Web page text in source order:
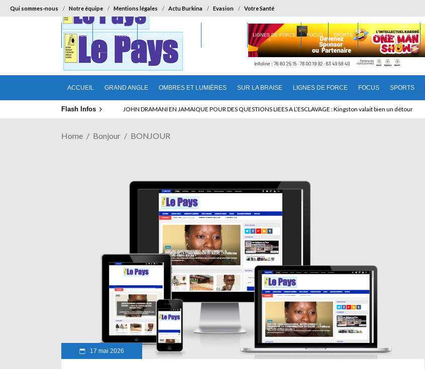
Qui sommes-nous Notre équipe Mentions légales Actu Burkina Evasion Votre Santé
ACCUEIL GRAND ANGLE OMBRES ET LUMIÈRES SUR LA BRAISE LIGNES DE FORCE FOCUS SPORTS
ACCUEIL GRAND ANGLE OMBRES ET LUMIÈRES LIGNES DE FORCE FOCUS SPORTS DIALOGUE INTERIEUR
Flash Infos ELECTION DE TALON A LA TETE DU SENAT BENINOIS : Quand Patrice quitte le pouvoir sans partir !
Home Bonjour BONJOUR
17 mai 2026